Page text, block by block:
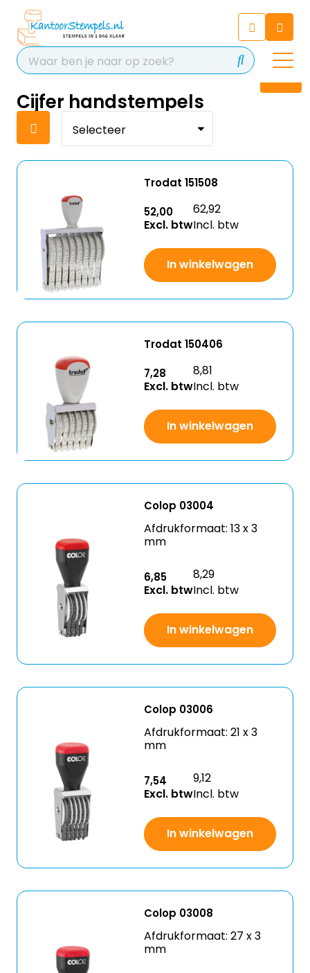
Chat 24/7 met onze chatbot
voor hulp
Contact
Cijfer handstempels
Trodat 151508
52,00
Excl. btw
62,92
Incl. btw
In winkelwagen
Trodat 150406
7,28
Excl. btw
8,81
Incl. btw
In winkelwagen
Colop 03004
Afdrukformaat: 13 x 3
mm
6,85
Excl. btw
8,29
Incl. btw
In winkelwagen
Colop 03006
Afdrukformaat: 21 x 3
mm
7,54
Excl. btw
9,12
Incl. btw
In winkelwagen
Colop 03008
Afdrukformaat: 27 x 3
mm